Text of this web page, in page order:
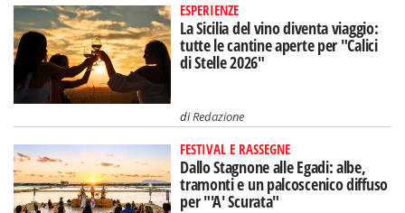
ESPERIENZE
La Sicilia del vino diventa viaggio:
tutte le cantine aperte per "Calici
di Stelle 2026"
diRedazione
FESTIVAL E RASSEGNE
Dallo Stagnone alle Egadi: albe,
tramonti e un palcoscenico diffuso
per "'A' Scurata"